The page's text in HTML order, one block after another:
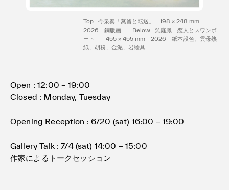
Top : 今泉奏「蒸留と転送」 198 × 248 mm
2026 銅版画 Below : 吳庭鳳「恋人とスワンボ
ート」 455 × 455 mm 2026 紙本設色、雲母熟
紙、胡粉、金泥、岩絵具
Open : 12:00 − 19:00
Closed : Monday, Tuesday
Opening Reception : 6/20 (sat) 16:00 − 19:00
Gallery Talk : 7/4 (sat) 14:00 − 15:00
作家によるトークセッション